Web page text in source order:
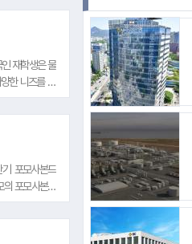
해 쉽고 재
래를 이끌
른 경제관
융 체험 프
프로그램
립 준비 청
링' 등 미래
재학생은 물
한 니즈를 충
ISIC 국제학생
은 더 많은 학
행 관계자는
제고를 위
일에 맞춘 차
포모사본드
포모사본드
리로 발행에
글로벌 외화
해 나갈 계획